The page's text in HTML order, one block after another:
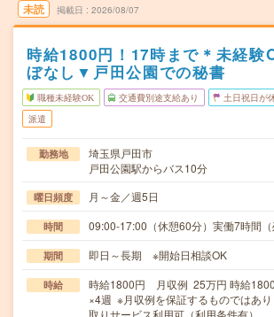
未読 掲載日 2026/08/07
時給1800円！17時まで＊未経験
ぼなし▼戸田公園での秘書
職種未経験OK 交通費別途支給あり 土日祝日が
派遣
勤務地
埼玉県戸田市
戸田公園駅からバス10分
曜日頻度 月～金／週5日
時間 09:00-17:00（休憩60分）実働7時間（
期間 即日～長期 ※開始日相談OK
時給
時給1800円 月収例 25万円 時給
×4週 ※月収例を保証するものではあ
取りサービス利用可（利用条件有）